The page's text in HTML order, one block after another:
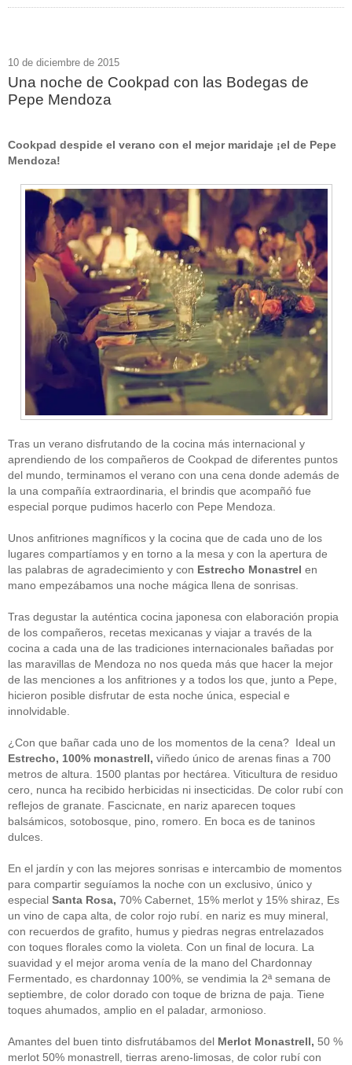
CATEGORÍAS
Alimentos(44)
America(8)
Carnes(3)
cataluña(1)
Cocina(38)
consejos(3)
El Celler de Can Roca(1)
Empresas(12)
ferran adria(10)
formación(1)
Gastronomía
Guipuzcoa
(2)
(1)
Joan Roca(2)
libros (2)
Madrid(4)
mejores-productos (3)
México(1)
Murcia
quesos(3)
Restaurantes
rutas de tapas
(2)
Setas(1)
Sin categoría(348)
solidaridad(1)
tapas (2)
" ALT="RSS" /> SUSCRÍBETE
RSS - Entradas
ADMINISTRAR
10 de diciembre de 2015
Una noche de Cookpad con las Bodegas de
Pepe Mendoza
Cookpad despide el verano con el mejor maridaje ¡el de Pepe
Mendoza!
Tras un verano disfrutando de la cocina más internacional y
aprendiendo de los compañeros de Cookpad de diferentes puntos
del mundo, terminamos el verano con una cena donde además de
la una compañía extraordinaria, el brindis que acompañó fue
especial porque pudimos hacerlo con Pepe Mendoza.
Unos anfitriones magníficos y la cocina que de cada uno de los
lugares compartíamos y en torno a la mesa y con la apertura de
las palabras de agradecimiento y con Estrecho Monastrel en
mano empezábamos una noche mágica llena de sonrisas.
Tras degustar la auténtica cocina japonesa con elaboración propia
de los compañeros, recetas mexicanas y viajar a través de la
cocina a cada una de las tradiciones internacionales bañadas por
las maravillas de Mendoza no nos queda más que hacer la mejor
de las menciones a los anfitriones y a todos los que, junto a Pepe,
hicieron posible disfrutar de esta noche única, especial e
innolvidable.
¿Con que bañar cada uno de los momentos de la cena? Ideal un
Estrecho, 100% monastrell, viñedo único de arenas finas a 700
metros de altura. 1500 plantas por hectárea. Viticultura de residuo
cero, nunca ha recibido herbicidas ni insecticidas. De color rubí con
reflejos de granate. Fascicnate, en nariz aparecen toques
balsámicos, sotobosque, pino, romero. En boca es de taninos
dulces.
En el jardín y con las mejores sonrisas e intercambio de momentos
para compartir seguíamos la noche con un exclusivo, único y
especial Santa Rosa, 70% Cabernet, 15% merlot y 15% shiraz, Es
un vino de capa alta, de color rojo rubí. en nariz es muy mineral,
con recuerdos de grafito, humus y piedras negras entrelazados
con toques florales como la violeta. Con un final de locura. La
suavidad y el mejor aroma venía de la mano del Chardonnay
Fermentado, es chardonnay 100%, se vendimia la 2ª semana de
septiembre, de color dorado con toque de brizna de paja. Tiene
toques ahumados, amplio en el paladar, armonioso.
Amantes del buen tinto disfrutábamos del Merlot Monastrell, 50 %
merlot 50% monastrell, tierras areno-limosas, de color rubí con